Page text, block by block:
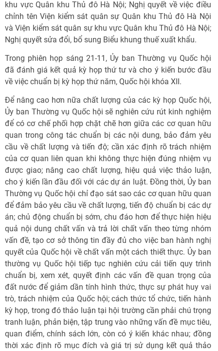
khu vực Quân khu Thủ đô Hà Nội; Nghị quyết về việc điều
chỉnh tên Viện kiểm sát quân sự Quân khu Thủ đô Hà Nội
và Viện kiểm sát quân sự khu vực Quân khu Thủ đô Hà Nội;
Nghị quyết sửa đổi, bổ sung Biểu khung thuế xuất khẩu.
Trong phiên họp sáng 21-11, Ủy ban Thường vụ Quốc hội
đã đánh giá kết quả kỳ họp thứ tư và cho ý kiến bước đầu
về việc chuẩn bị kỳ họp thứ năm, Quốc hội khóa XII.
Để nâng cao hơn nữa chất lượng của các kỳ họp Quốc hội,
Ủy ban Thường vụ Quốc hội sẽ nghiên cứu rút kinh nghiệm
để có cơ chế phối hợp chặt chẽ hơn giữa các cơ quan hữu
quan trong công tác chuẩn bị các nội dung, bảo đảm yêu
cầu về chất lượng và tiến độ; cần xác định rõ trách nhiệm
của cơ quan liên quan khi không thực hiện đúng nhiệm vụ
được giao; nâng cao chất lượng, hiệu quả việc thảo luận,
cho ý kiến lần đầu đối với các dự án luật. Đồng thời, Ủy ban
Thường vụ Quốc hội chỉ đạo sát sao các cơ quan hữu quan
để đảm bảo yêu cầu về chất lượng, tiến độ chuẩn bị các dự
án; chủ động chuẩn bị sớm, chu đáo hơn để thực hiện hiệu
quả nội dung chất vấn và trả lời chất vấn theo từng nhóm
vấn đề, tạo cơ sở thông tin đầy đủ cho việc ban hành nghị
quyết của Quốc hội về chất vấn một cách thiết thực. Ủy ban
thường vụ Quốc hội tiếp tục nghiên cứu cải tiến quy trình
chuẩn bị, xem xét, quyết định các vấn đề quan trọng của
đất nước để giảm dần tính hình thức, thực sự phát huy vai
trò, trách nhiệm của Quốc hội; cách thức tổ chức, tiến hành
kỳ họp, trong đó thảo luận tại hội trường cần phải chú trọng
tranh luận, phản biện, tập trung vào những vấn đề mục tiêu,
quan điểm, chính sách lớn, còn có ý kiến khác nhau; đồng
thời xác định rõ mục đích và giá trị sử dụng kết quả thảo